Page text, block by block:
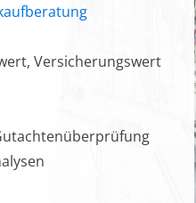
Versicherungswert